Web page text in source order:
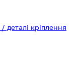
/ деталі кріплення